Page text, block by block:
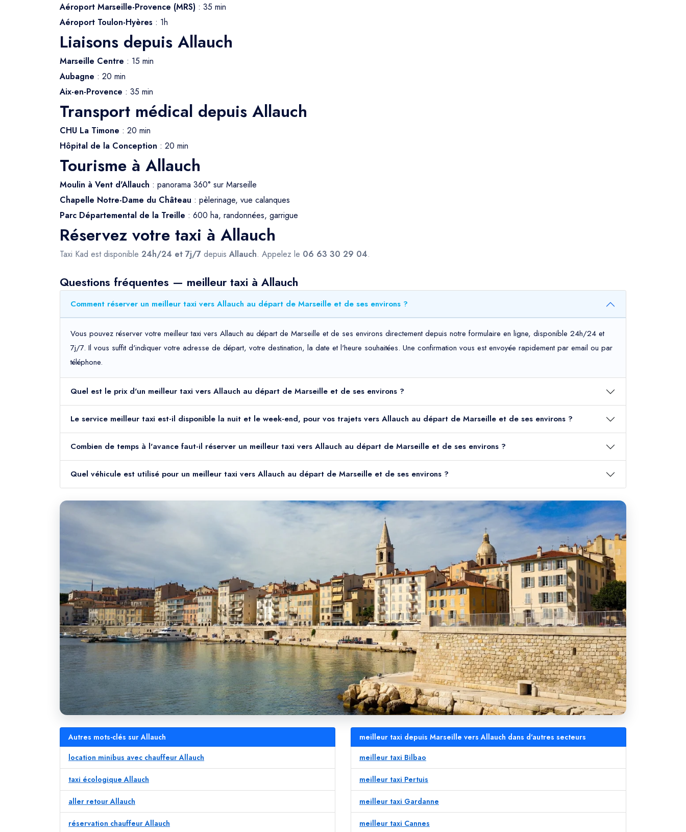
Aéroport Marseille-Provence (MRS) : 35 min
Aéroport Toulon-Hyères : 1h
Liaisons depuis Allauch
Marseille Centre : 15 min
Aubagne : 20 min
Aix-en-Provence : 35 min
Transport médical depuis Allauch
CHU La Timone : 20 min
Hôpital de la Conception : 20 min
Tourisme à Allauch
Moulin à Vent d'Allauch : panorama 360° sur Marseille
Chapelle Notre-Dame du Château : pèlerinage, vue calanques
Parc Départemental de la Treille : 600 ha, randonnées, garrigue
Réservez votre taxi à Allauch
Taxi Kad est disponible 24h/24 et 7j/7 depuis Allauch. Appelez le 06 63 30 29 04.
Questions fréquentes — meilleur taxi à Allauch
Comment réserver un meilleur taxi vers Allauch au départ de Marseille et de ses environs ?
Vous pouvez réserver votre meilleur taxi vers Allauch au départ de Marseille et de ses environs directement depuis notre formulaire en ligne, disponible 24h/24 et
7j/7. Il vous suffit d'indiquer votre adresse de départ, votre destination, la date et l'heure souhaitées. Une confirmation vous est envoyée rapidement par email ou par
téléphone.
Quel est le prix d'un meilleur taxi vers Allauch au départ de Marseille et de ses environs ?
Le service meilleur taxi est-il disponible la nuit et le week-end, pour vos trajets vers Allauch au départ de Marseille et de ses environs ?
Combien de temps à l'avance faut-il réserver un meilleur taxi vers Allauch au départ de Marseille et de ses environs ?
Quel véhicule est utilisé pour un meilleur taxi vers Allauch au départ de Marseille et de ses environs ?
Autres mots-clés sur Allauch
location minibus avec chauffeur Allauch
taxi écologique Allauch
aller retour Allauch
réservation chauffeur Allauch
meilleur taxi depuis Marseille vers Allauch dans d'autres secteurs
meilleur taxi Bilbao
meilleur taxi Pertuis
meilleur taxi Gardanne
meilleur taxi Cannes